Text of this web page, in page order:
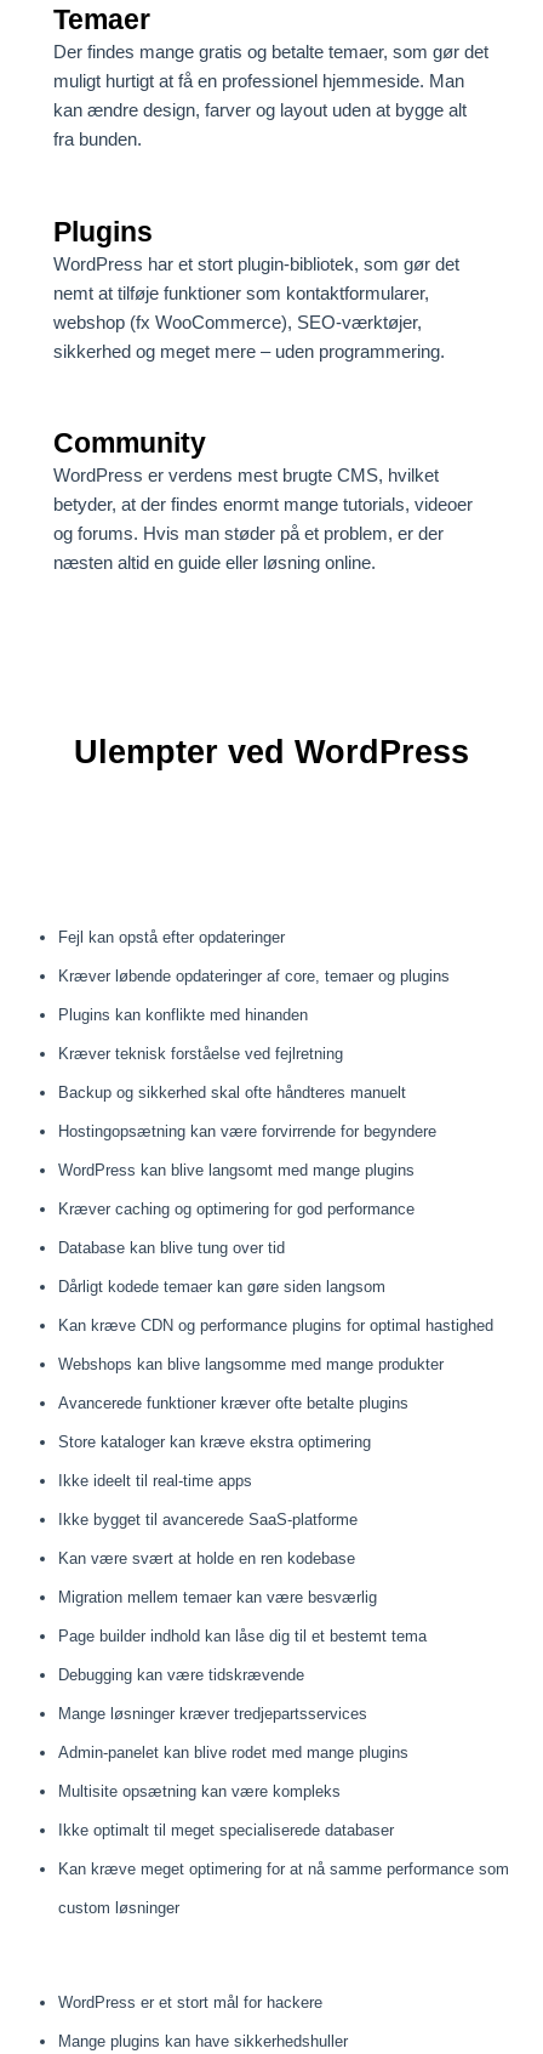
Temaer
Der findes mange gratis og betalte temaer, som gør det
muligt hurtigt at få en professionel hjemmeside. Man
kan ændre design, farver og layout uden at bygge alt
fra bunden.
Plugins
WordPress har et stort plugin-bibliotek, som gør det
nemt at tilføje funktioner som kontaktformularer,
webshop (fx WooCommerce), SEO-værktøjer,
sikkerhed og meget mere – uden programmering.
Community
WordPress er verdens mest brugte CMS, hvilket
betyder, at der findes enormt mange tutorials, videoer
og forums. Hvis man støder på et problem, er der
næsten altid en guide eller løsning online.
Ulempter ved WordPress
Fejl kan opstå efter opdateringer
Kræver løbende opdateringer af core, temaer og plugins
Plugins kan konflikte med hinanden
Kræver teknisk forståelse ved fejlretning
Backup og sikkerhed skal ofte håndteres manuelt
Hostingopsætning kan være forvirrende for begyndere
WordPress kan blive langsomt med mange plugins
Kræver caching og optimering for god performance
Database kan blive tung over tid
Dårligt kodede temaer kan gøre siden langsom
Kan kræve CDN og performance plugins for optimal hastighed
Webshops kan blive langsomme med mange produkter
Avancerede funktioner kræver ofte betalte plugins
Store kataloger kan kræve ekstra optimering
Ikke ideelt til real-time apps
Ikke bygget til avancerede SaaS-platforme
Kan være svært at holde en ren kodebase
Migration mellem temaer kan være besværlig
Page builder indhold kan låse dig til et bestemt tema
Debugging kan være tidskrævende
Mange løsninger kræver tredjepartsservices
Admin-panelet kan blive rodet med mange plugins
Multisite opsætning kan være kompleks
Ikke optimalt til meget specialiserede databaser
Kan kræve meget optimering for at nå samme performance som
custom løsninger
WordPress er et stort mål for hackere
Mange plugins kan have sikkerhedshuller